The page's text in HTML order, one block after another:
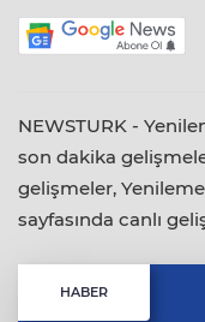
NEWSTURK -
son dakika
gelişmeler,
sayfasında canlı
HABER